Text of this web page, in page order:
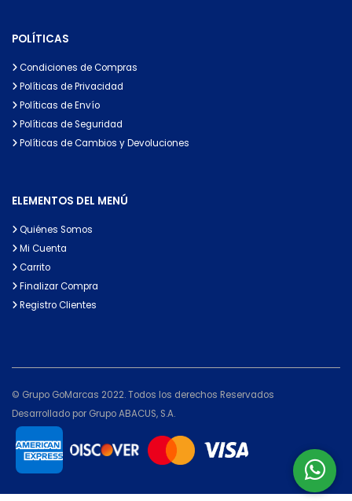
POLÍTICAS
Condiciones de Compras
Políticas de Privacidad
Políticas de Envío
Políticas de Seguridad
Políticas de Cambios y Devoluciones
ELEMENTOS DEL MENÚ
Quiénes Somos
Mi Cuenta
Carrito
Finalizar Compra
Registro Clientes
© Grupo GoMarcas 2022. Todos los derechos Reservados
Desarrollado por Grupo ABACUS, S.A.